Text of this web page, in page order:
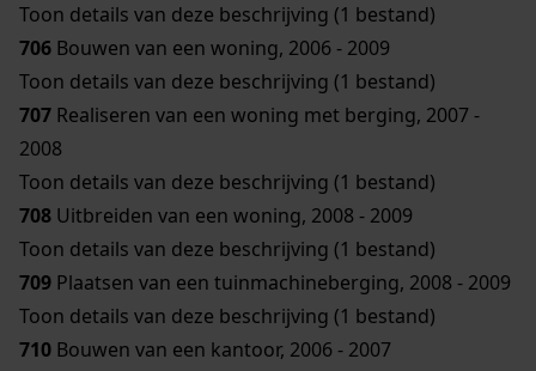
Toon details van deze beschrijving (1 bestand)
706 Bouwen van een woning, 2006 - 2009
Toon details van deze beschrijving (1 bestand)
707 Realiseren van een woning met berging, 2007 -
2008
Toon details van deze beschrijving (1 bestand)
708 Uitbreiden van een woning, 2008 - 2009
Toon details van deze beschrijving (1 bestand)
709 Plaatsen van een tuinmachineberging, 2008 - 2009
Toon details van deze beschrijving (1 bestand)
710 Bouwen van een kantoor, 2006 - 2007